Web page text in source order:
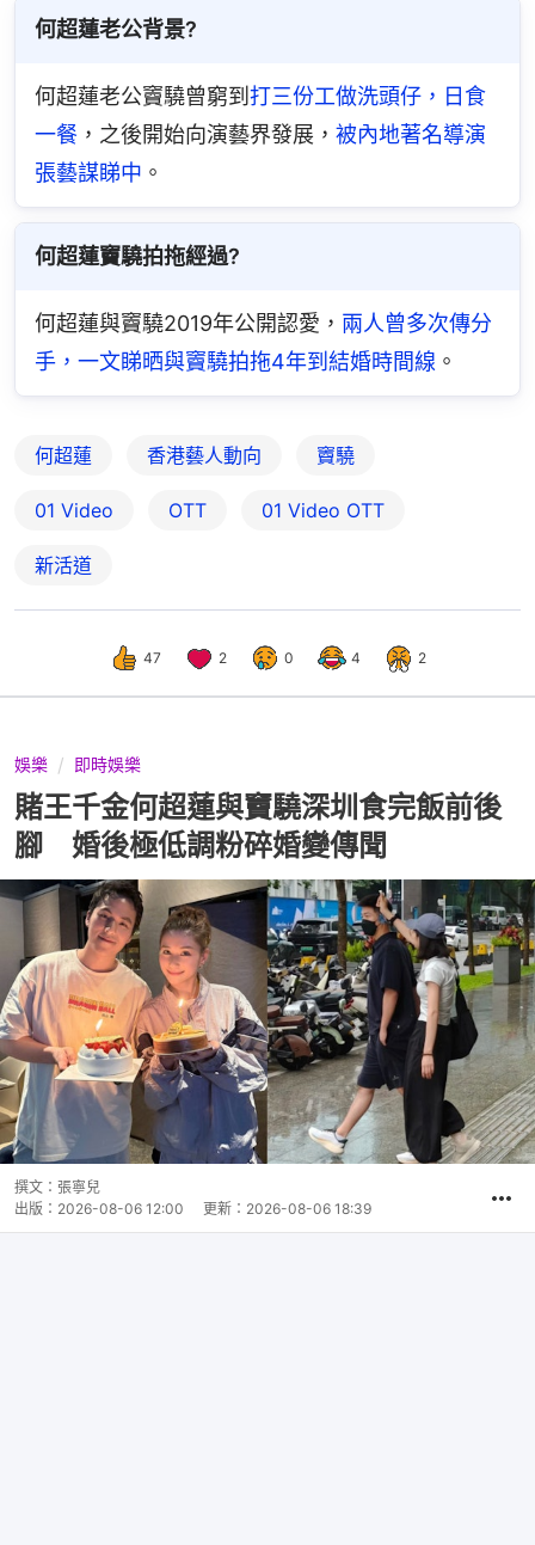
何超蓮老公背景?
何超蓮老公竇驍曾窮到 打三份工做洗頭仔，日食
一餐 ，之後開始向演藝界發展， 被內地著名導演
張藝謀睇中 。
何超蓮竇驍拍拖經過?
何超蓮與竇驍2019年公開認愛， 兩人曾多次傳分
手，一文睇晒與竇驍拍拖4年到結婚時間線 。
何超蓮 香港藝人動向 竇驍
01 Video OTT 01‌ ‌Video‌ ‌OTT
新活道
47 2 0 4 2
娛樂 即時娛樂
賭王千金何超蓮與竇驍深圳食完飯前後
腳 婚後極低調粉碎婚變傳聞
撰文： 張寧兒
出版： 2026-08-06 12:00 更新： 2026-08-06 18:39